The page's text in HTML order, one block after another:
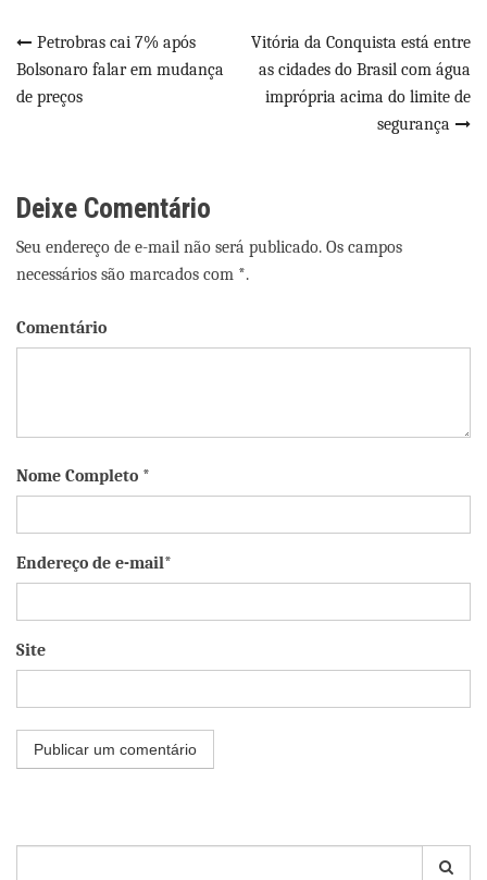
Navegação
de
Petrobras cai 7% após
Bolsonaro falar em mudança
de preços
Vitória da Conquista está entre
as cidades do Brasil com água
imprópria acima do limite de
segurança
Deixe Comentário
Seu endereço de e-mail não será publicado. Os campos
necessários são marcados com *.
Comentário
Nome Completo *
Endereço de e-mail*
Site